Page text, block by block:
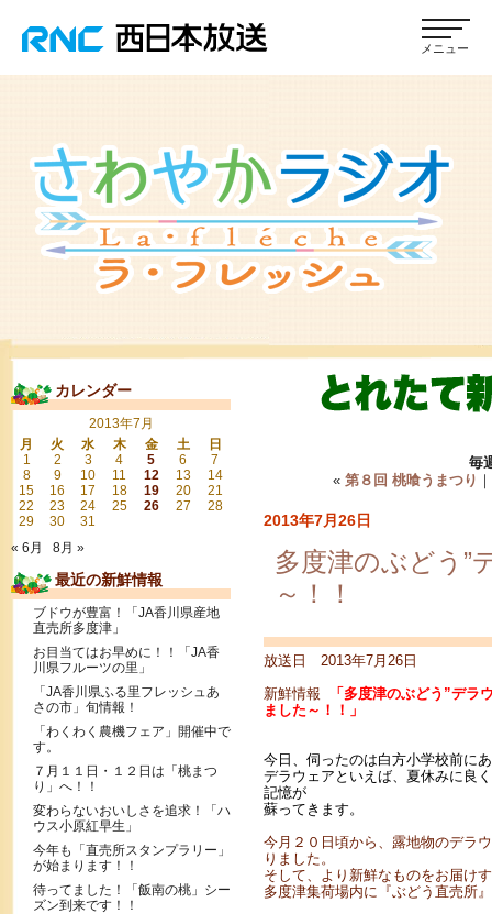
毎
« 第８回 桃喰うまつり
2013年7月26日
多度津のぶどう”
～！！
放送日 2013年7月26日
新鮮情報
「多度津のぶどう”デラ
ました～！！」
今日、伺ったのは白方小学校前に
デラウェアといえば、夏休みに良
記憶が
蘇ってきます。
今月２０日頃から、露地物のデラ
りました。
そして、より新鮮なものをお届け
多度津集荷場内に『ぶどう直売所
カレンダー
2013年7月
月
火 水 木 金 土
日
1
2 3 4 5 6
7
8
9 10 11 12 13
14
15
16 17 18 19 20
21
22
23 24 25 26 27
28
29
30
31
« 6月
8月 »
最近の新鮮情報
ブドウが豊富！「JA香川県産地
直売所多度津」
お目当てはお早めに！！「JA香
川県フルーツの里」
「JA香川県ふる里フレッシュあ
さの市」旬情報！
「わくわく農機フェア」開催中で
す。
７月１１日・１２日は「桃まつ
り」へ！！
変わらないおいしさを追求！「ハ
ウス小原紅早生」
今年も「直売所スタンプラリー」
が始まります！！
待ってました！「飯南の桃」シー
ズン到来です！！